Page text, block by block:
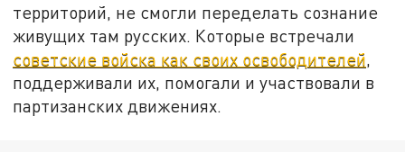
территорий, не смогли переделать сознание
живущих там русских. Которые встречали
советские войска как своих освободителей,
поддерживали их, помогали и участвовали в
партизанских движениях.